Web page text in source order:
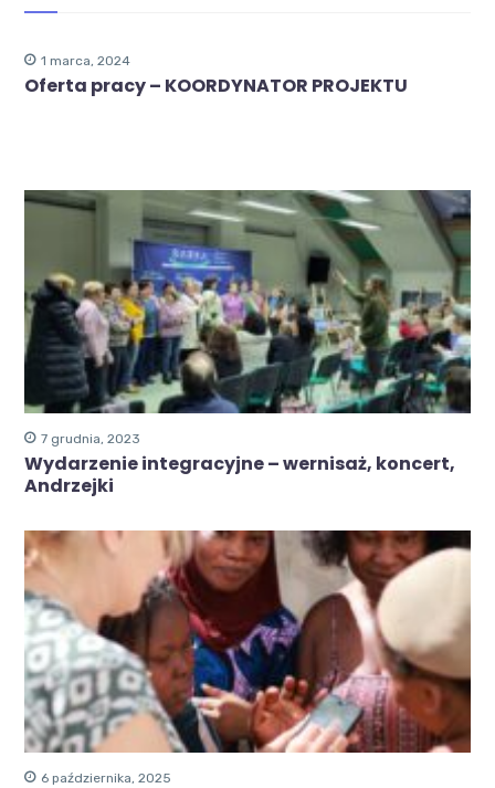
1 marca, 2024
Oferta pracy – KOORDYNATOR PROJEKTU
7 grudnia, 2023
Wydarzenie integracyjne – wernisaż, koncert,
Andrzejki
6 października, 2025